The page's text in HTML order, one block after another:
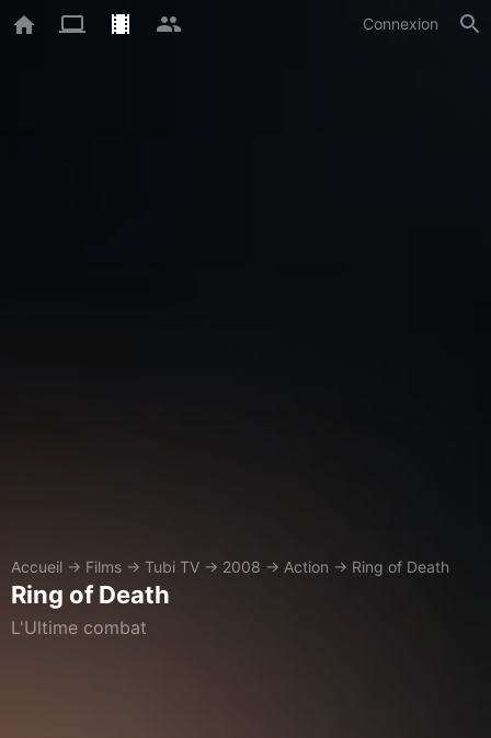
Connexion
Accueil → Films → Tubi TV → 2008 → Action → Ring of Death
Ring of Death
L'Ultime combat